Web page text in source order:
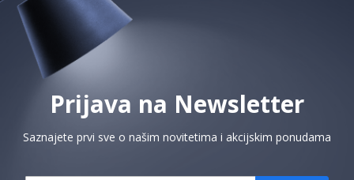
Prijava na Newsletter
Saznajete prvi sve o našim novitetima i akcijskim ponudama